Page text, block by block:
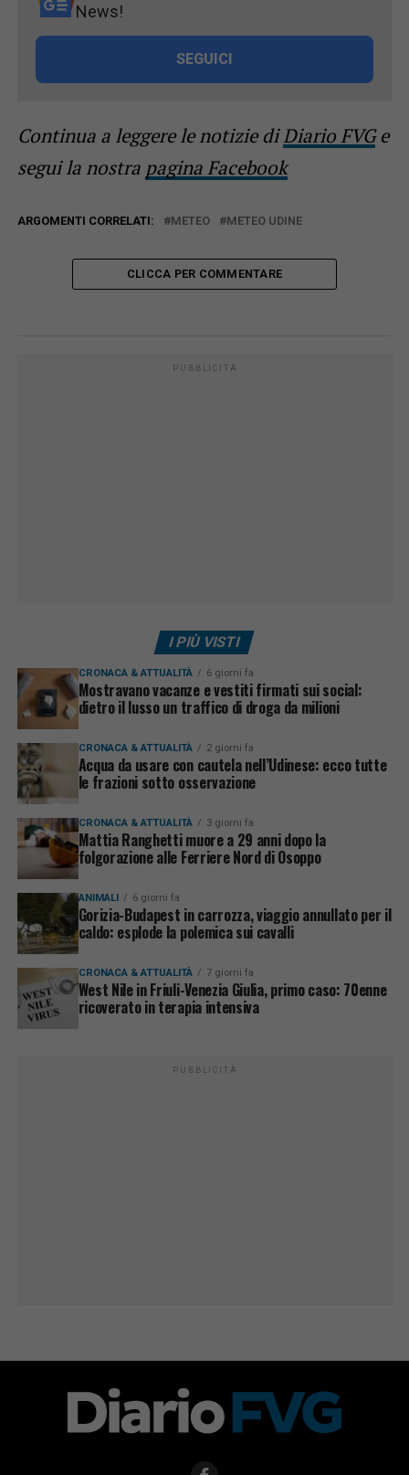
News!
SEGUICI
Continua a leggere le notizie diDiario FVGe
segui la nostra pagina Facebook
ARGOMENTI CORRELATI: METEO METEO UDINE
CLICCA PER COMMENTARE
PUBBLICITÀ
I PIÙ VISTI
CRONACA & ATTUALITÀ 6 giorni fa
Mostravano vacanze e vestiti firmati sui social:
dietro il lusso un traffico di droga da milioni
CRONACA & ATTUALITÀ 2 giorni fa
Acqua da usare con cautela nell’Udinese: ecco tutte
le frazioni sotto osservazione
CRONACA & ATTUALITÀ 3 giorni fa
Mattia Ranghetti muore a 29 anni dopo la
folgorazione alle Ferriere Nord di Osoppo
ANIMALI 6 giorni fa
Gorizia-Budapest in carrozza, viaggio annullato per il
caldo: esplode la polemica sui cavalli
CRONACA & ATTUALITÀ 7 giorni fa
West Nile in Friuli-Venezia Giulia, primo caso: 70enne
ricoverato in terapia intensiva
PUBBLICITÀ